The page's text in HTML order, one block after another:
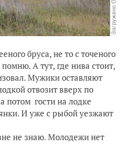
бруса, не то с точеного
А тут, где нива стоит,
Мужики оставляют
отвозит вверх по
потом гости на лодке
И уже с рыбой уезжают
не знаю. Молодежи нет